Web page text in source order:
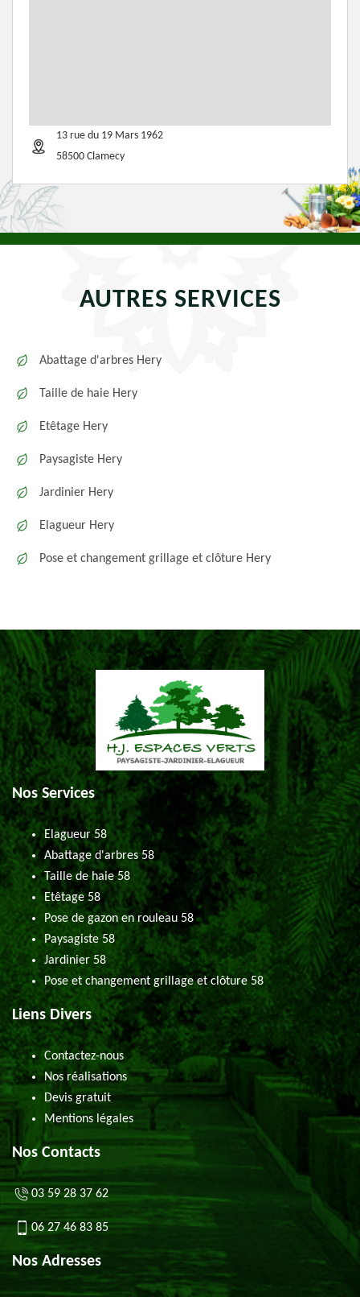
13 rue du 19 Mars 1962
58500 Clamecy
AUTRES SERVICES
Abattage d'arbres Hery
Taille de haie Hery
Etêtage Hery
Paysagiste Hery
Jardinier Hery
Elagueur Hery
Pose et changement grillage et clôture Hery
Nos Services
Elagueur 58
Abattage d'arbres 58
Taille de haie 58
Etêtage 58
Pose de gazon en rouleau 58
Paysagiste 58
Jardinier 58
Pose et changement grillage et clôture 58
Liens Divers
Contactez-nous
Nos réalisations
Devis gratuit
Mentions légales
Nos Contacts
03 59 28 37 62
06 27 46 83 85
Nos Adresses